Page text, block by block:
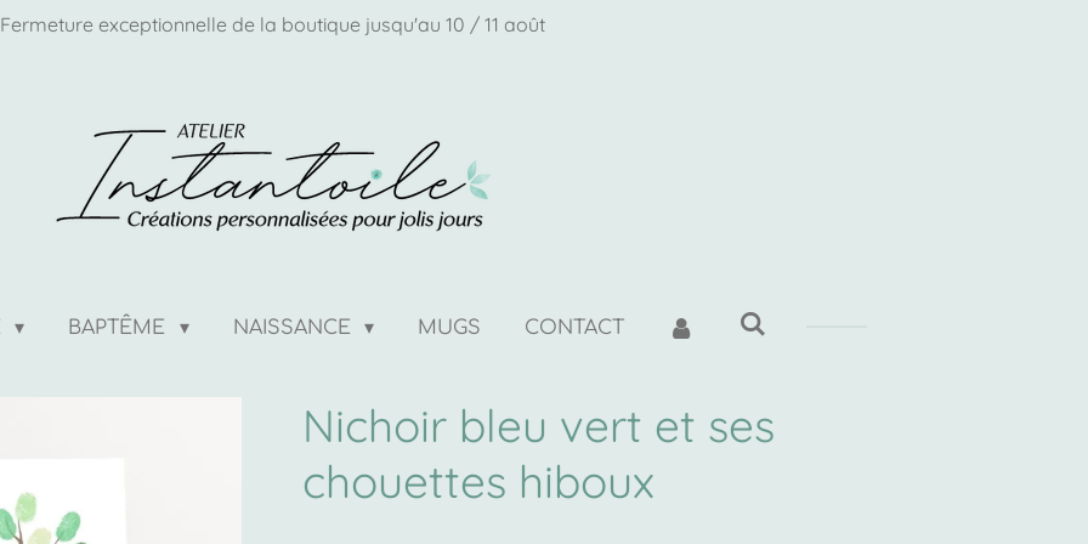
Fermeture exceptionnelle de la boutique jusqu'au 10 / 11 août
BAPTÊME NAISSANCE MUGS CONTACT
Nichoir bleu vert et ses
chouettes hiboux